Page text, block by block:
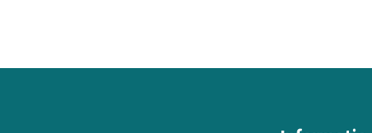
gekozen